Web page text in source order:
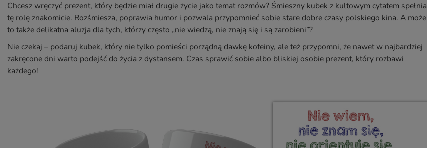
Chcesz wręczyć prezent, który będzie miał drugie życie jako temat rozmów? Śmieszny kubek z kultowym cytatem spełnia
tę rolę znakomicie. Rozśmiesza, poprawia humor i pozwala przypomnieć sobie stare dobre czasy polskiego kina. A może
to także delikatna aluzja dla tych, którzy często „nie wiedzą, nie znają się i są zarobieni”?
Nie czekaj – podaruj kubek, który nie tylko pomieści porządną dawkę kofeiny, ale też przypomni, że nawet w najbardziej
zakręcone dni warto podejść do życia z dystansem. Czas sprawić sobie albo bliskiej osobie prezent, który rozbawi
każdego!